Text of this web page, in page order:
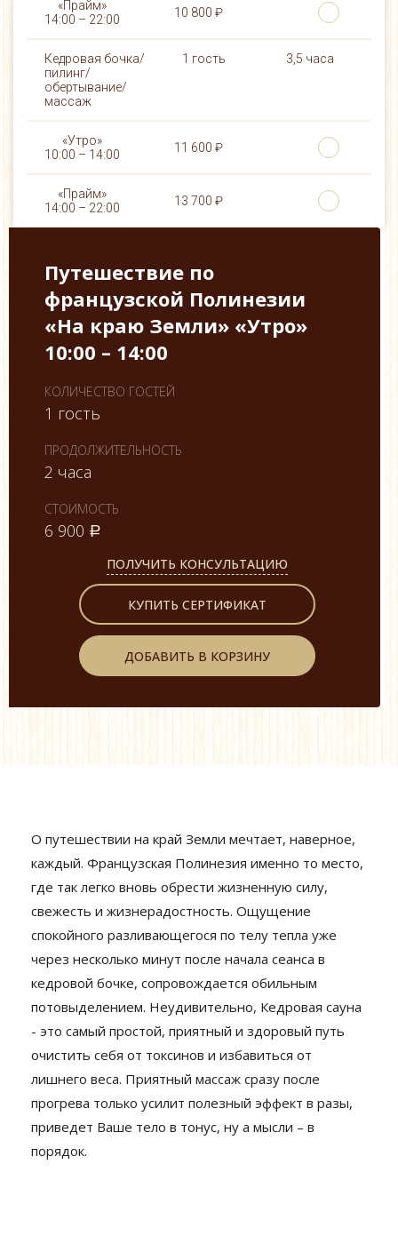
10 800 ₽
Кедровая бочка/
пилинг/
обертывание/
массаж
1 гость 3,5 часа
11 600 ₽
13 700 ₽
Путешествие по
французской Полинезии
«На краю Земли» «Утро»
10:00 – 14:00
КОЛИЧЕСТВО ГОСТЕЙ
1 гость
ПРОДОЛЖИТЕЛЬНОСТЬ
2 часа
СТОИМОСТЬ
6 900 a
ПОЛУЧИТЬ КОНСУЛЬТАЦИЮ
КУПИТЬ СЕРТИФИКАТ
ДОБАВИТЬ В КОРЗИНУ
О путешествии на край Земли мечтает, наверное,
каждый. Французская Полинезия именно то место,
где так легко вновь обрести жизненную силу,
свежесть и жизнерадостность. Ощущение
спокойного разливающегося по телу тепла уже
через несколько минут после начала сеанса в
кедровой бочке, сопровождается обильным
потовыделением. Неудивительно, Кедровая сауна
- это самый простой, приятный и здоровый путь
очистить себя от токсинов и избавиться от
лишнего веса. Приятный массаж сразу после
прогрева только усилит полезный эффект в разы,
приведет Ваше тело в тонус, ну а мысли – в
порядок.